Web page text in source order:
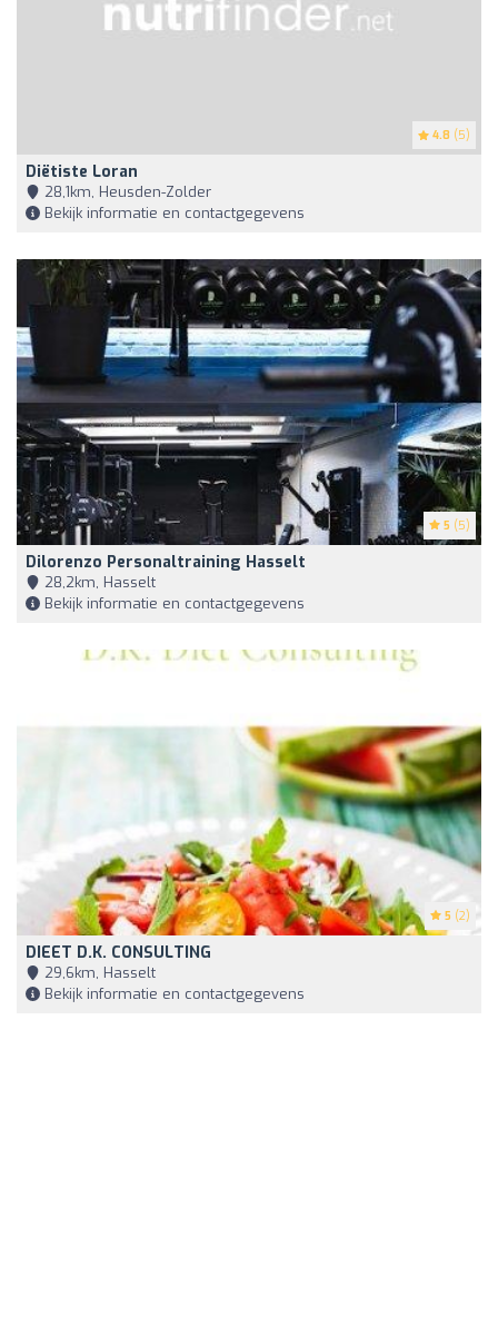
4.8 (5)
Diëtiste Loran
28,1km, Heusden-Zolder
Bekijk informatie en contactgegevens
5 (5)
Dilorenzo Personaltraining Hasselt
28,2km, Hasselt
Bekijk informatie en contactgegevens
5 (2)
DIEET D.K. CONSULTING
29,6km, Hasselt
Bekijk informatie en contactgegevens